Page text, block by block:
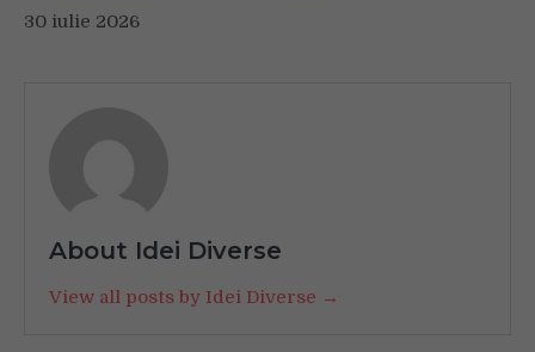
30 iulie 2026
About Idei Diverse
View all posts by Idei Diverse →